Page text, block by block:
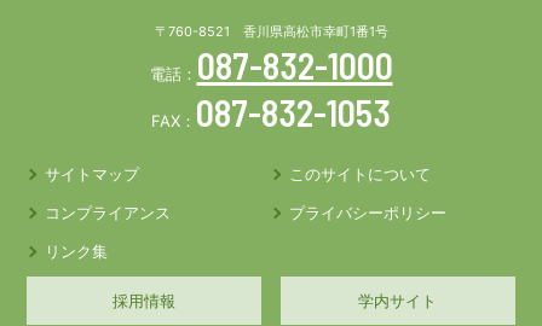
〒760-8521 香川県高松市幸町1番1号
電話： 087-832-1000
FAX： 087-832-1053
サイトマップ
このサイトについて
コンプライアンス
プライバシーポリシー
リンク集
採用情報 学内サイト